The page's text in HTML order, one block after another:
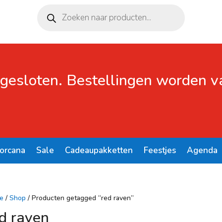
zoeken
Bestellingen worden
Sale Cadeaupakketten Feestjes Agenda
/ Shop / Producten getagged “red raven”
raven